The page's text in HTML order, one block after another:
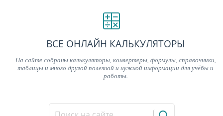
ВСЕ ОНЛАЙН КАЛЬКУЛЯТОРЫ
На сайте собраны калькуляторы, конвертеры, формулы, справочники,
таблицы и много другой полезной и нужной информации для учёбы и
работы.